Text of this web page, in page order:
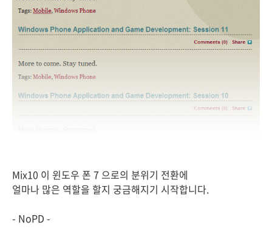
Mix10 이 윈도우 폰 7 으로의 분위기 전환에
얼마나 많은 역할을 할지 궁금해지기 시작합니다.
- NoPD -